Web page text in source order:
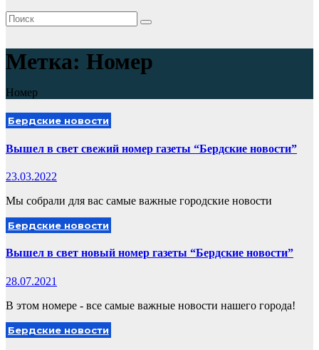
Метка: Номер
Номер
Бердские новости
Вышел в свет свежий номер газеты “Бердские новости”
23.03.2022
Мы собрали для вас самые важные городские новости
Бердские новости
Вышел в свет новый номер газеты “Бердские новости”
28.07.2021
В этом номере - все самые важные новости нашего города!
Бердские новости